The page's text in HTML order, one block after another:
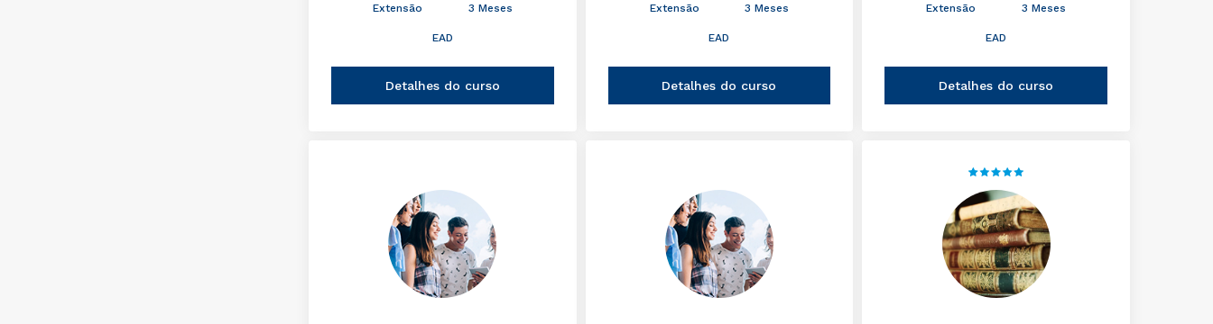
Extensão
3 Meses
EAD
Detalhes do curso
Extensão
3 Meses
EAD
Detalhes do curso
Extensão
3 Meses
EAD
Detalhes do curso